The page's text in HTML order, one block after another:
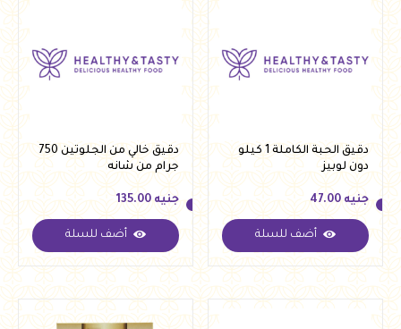
دقيق الحبة الكاملة 1 كيلو
دون لوبيز
جنيه
جنيه 47.00
أضف للسلة
دقيق خالي من الجلوتين 750
جرام من شانه
جنيه
جنيه 135.00
أضف للسلة